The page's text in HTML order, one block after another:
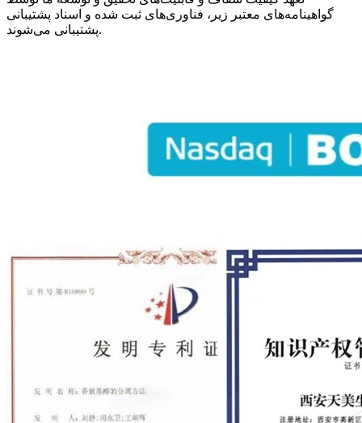
گواهینامه‌های معتبر زیر، فناوری‌های ثبت شده و اسناد پشتیبانی
پشتیبانی می‌شوند.